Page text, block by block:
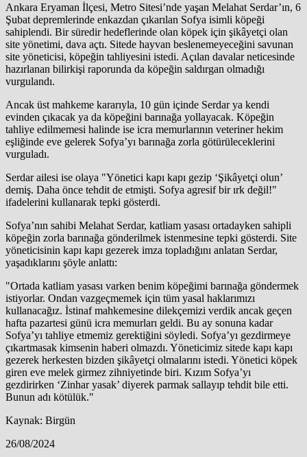
Ankara Eryaman İlçesi, Metro Sitesi’nde yaşan Melahat Serdar’ın, 6
Şubat depremlerinde enkazdan çıkarılan Sofya isimli köpeği
sahiplendi. Bir süredir hedeflerinde olan köpek için şikâyetçi olan
site yönetimi, dava açtı. Sitede hayvan beslenemeyeceğini savunan
site yöneticisi, köpeğin tahliyesini istedi. Açılan davalar neticesinde
hazırlanan bilirkişi raporunda da köpeğin saldırgan olmadığı
vurgulandı.
Ancak üst mahkeme kararıyla, 10 gün içinde Serdar ya kendi
evinden çıkacak ya da köpeğini barınağa yollayacak. Köpeğin
tahliye edilmemesi halinde ise icra memurlarının veteriner hekim
eşliğinde eve gelerek Sofya’yı barınağa zorla götürüleceklerini
vurguladı.
Serdar ailesi ise olaya "Yönetici kapı kapı gezip ‘Şikâyetçi olun’
demiş. Daha önce tehdit de etmişti. Sofya agresif bir ırk değil!"
ifadelerini kullanarak tepki gösterdi.
Sofya’nın sahibi Melahat Serdar, katliam yasası ortadayken sahipli
köpeğin zorla barınağa gönderilmek istenmesine tepki gösterdi. Site
yöneticisinin kapı kapı gezerek imza topladığını anlatan Serdar,
yaşadıklarını şöyle anlattı:
"Ortada katliam yasası varken benim köpeğimi barınağa göndermek
istiyorlar. Ondan vazgeçmemek için tüm yasal haklarımızı
kullanacağız. İstinaf mahkemesine dilekçemizi verdik ancak geçen
hafta pazartesi günü icra memurları geldi. Bu ay sonuna kadar
Sofya’yı tahliye etmemiz gerektiğini söyledi. Sofya’yı gezdirmeye
çıkartmasak kimsenin haberi olmazdı. Yöneticimiz sitede kapı kapı
gezerek herkesten bizden şikâyetçi olmalarını istedi. Yönetici köpek
giren eve melek girmez zihniyetinde biri. Kızım Sofya’yı
gezdirirken ‘Zinhar yasak’ diyerek parmak sallayıp tehdit bile etti.
Bunun adı kötülük."
Kaynak: Birgün
26/08/2024